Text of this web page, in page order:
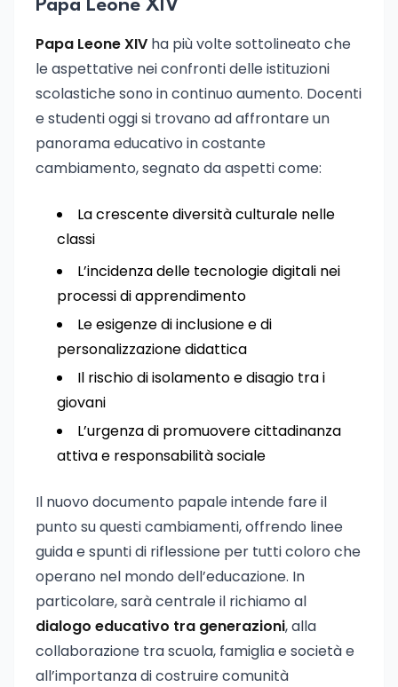
Papa Leone XIV
Papa Leone XIV ha più volte sottolineato che
le aspettative nei confronti delle istituzioni
scolastiche sono in continuo aumento. Docenti
e studenti oggi si trovano ad affrontare un
panorama educativo in costante
cambiamento, segnato da aspetti come:
La crescente diversità culturale nelle
classi
L’incidenza delle tecnologie digitali nei
processi di apprendimento
Le esigenze di inclusione e di
personalizzazione didattica
Il rischio di isolamento e disagio tra i
giovani
L’urgenza di promuovere cittadinanza
attiva e responsabilità sociale
Il nuovo documento papale intende fare il
punto su questi cambiamenti, offrendo linee
guida e spunti di riflessione per tutti coloro che
operano nel mondo dell’educazione. In
particolare, sarà centrale il richiamo al
dialogo educativo tra generazioni, alla
collaborazione tra scuola, famiglia e società e
all’importanza di costruire comunità